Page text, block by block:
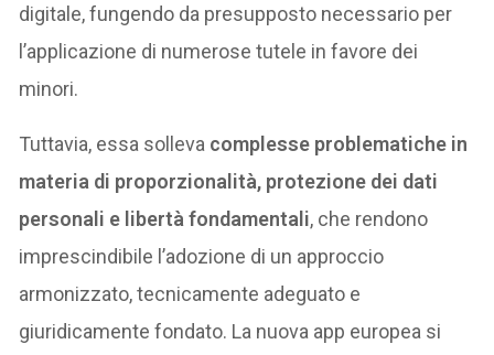
digitale, fungendo da presupposto necessario per
l’applicazione di numerose tutele in favore dei
minori.
Tuttavia, essa solleva complesse problematiche in
materia di proporzionalità, protezione dei dati
personali e libertà fondamentali, che rendono
imprescindibile l’adozione di un approccio
armonizzato, tecnicamente adeguato e
giuridicamente fondato. La nuova app europea si